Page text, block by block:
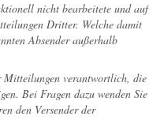
nicht bearbeitete und auf
Dritter. Welche damit
Absender außerhalb
verantwortlich, die
Bei Fragen dazu wenden Sie
den Versender der